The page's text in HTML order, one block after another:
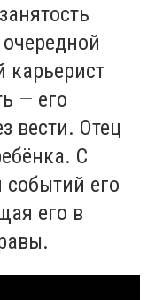
карьерист
— его
вести. Отец
С
его
его в